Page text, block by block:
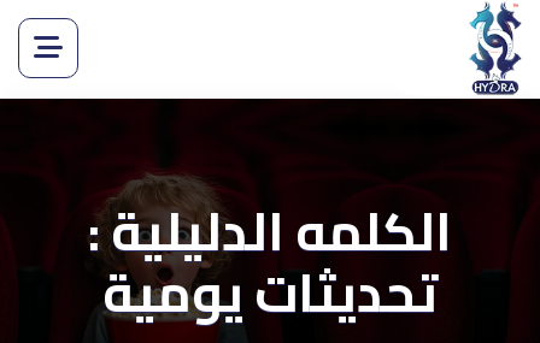
الكلمه الدليلية :
تحديثات يومية